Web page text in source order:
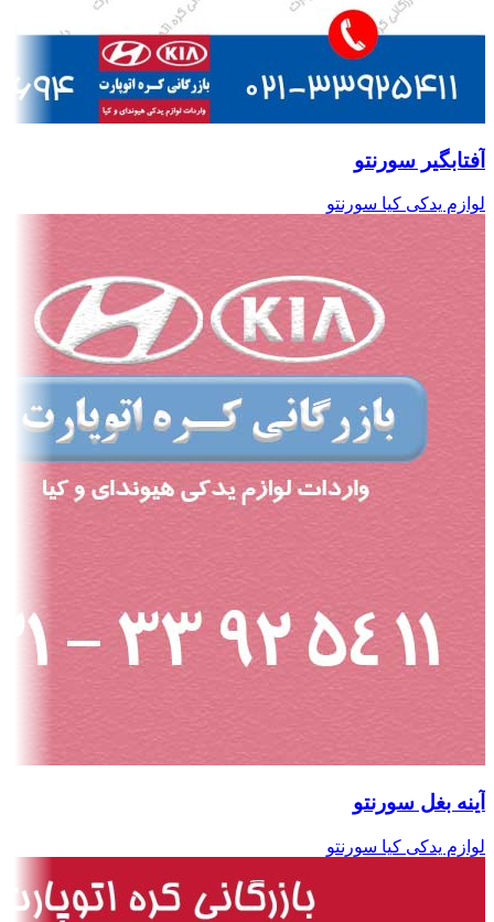
آفتابگیر سورنتو
لوازم یدکی کیا سورنتو
آینه بغل سورنتو
لوازم یدکی کیا سورنتو